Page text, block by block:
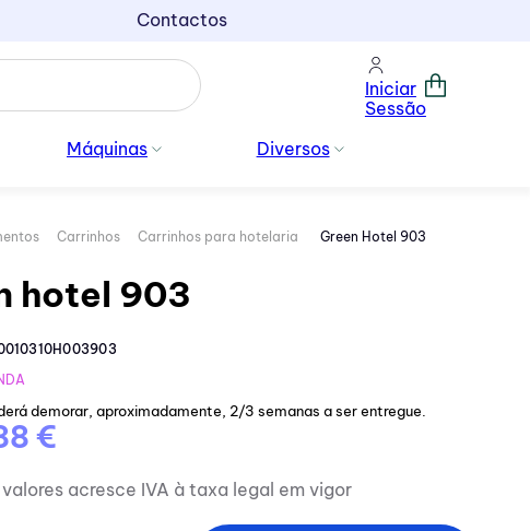
Contactos
Iniciar
Sessão
Máquinas Diversos
Carrinhos Carrinhos para hotelaria Green Hotel 903
hotel 903
demorar, aproximadamente, 2/3 semanas a ser entregue.
€
acresce IVA à taxa legal em vigor